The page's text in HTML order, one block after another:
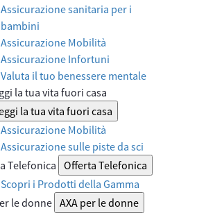
Assicurazione sanitaria per i
bambini
Assicurazione Mobilità
Assicurazione Infortuni
Valuta il tuo benessere mentale
la tua vita fuori casa
la tua vita fuori casa
Assicurazione Mobilità
Assicurazione sulle piste da sci
Telefonica Offerta Telefonica
Scopri i Prodotti della Gamma
le donne AXA per le donne